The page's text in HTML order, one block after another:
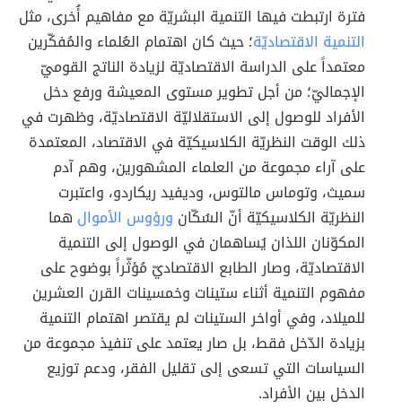
فترة ارتبطت فيها التنمية البشريّة مع مفاهيم أُخرى، مثل
التنمية الاقتصاديّة؛ حيث كان اهتمام العُلماء والمُفكّرين
معتمداً على الدراسة الاقتصاديّة لزيادة الناتج القوميّ
الإجماليّ؛ من أجل تطوير مستوى المعيشة ورفع دخل
الأفراد للوصول إلى الاستقلاليّة الاقتصاديّة، وظهرت في
ذلك الوقت النظريّة الكلاسيكيّة في الاقتصاد، المعتمدة
على آراء مجموعة من العلماء المشهورين، وهم آدم
سميث، وتوماس مالتوس، وديفيد ريكاردو، واعتبرت
النظريّة الكلاسيكيّة أنّ السُكّان ورؤوس الأموال هما
المكوّنان اللذان يُساهمان في الوصول إلى التنمية
الاقتصاديّة، وصار الطابع الاقتصاديّ مُؤثّراً بوضوح على
مفهوم التنمية أثناء ستينات وخمسينات القرن العشرين
للميلاد، وفي أواخر الستينات لم يقتصر اهتمام التنمية
بزيادة الدّخل فقط، بل صار يعتمد على تنفيذ مجموعة من
السياسات التي تسعى إلى تقليل الفقر، ودعم توزيع
الدخل بين الأفراد.